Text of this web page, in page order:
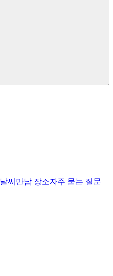
날씨 만남 장소자주 묻는 질문